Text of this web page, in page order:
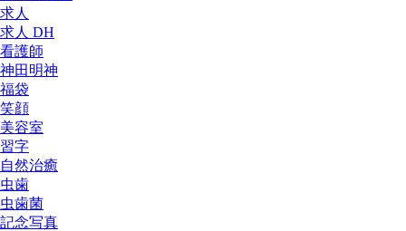
求人
求人 DH
看護師
神田明神
福袋
笑顔
美容室
習字
自然治癒
虫歯
虫歯菌
記念写真